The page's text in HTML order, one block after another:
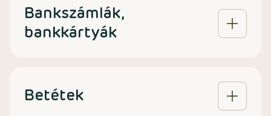
Bankszámlák,
bankkártyák
Betétek